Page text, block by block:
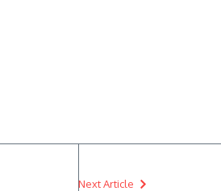
Next Article